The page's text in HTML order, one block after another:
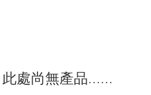
此處尚無產品......